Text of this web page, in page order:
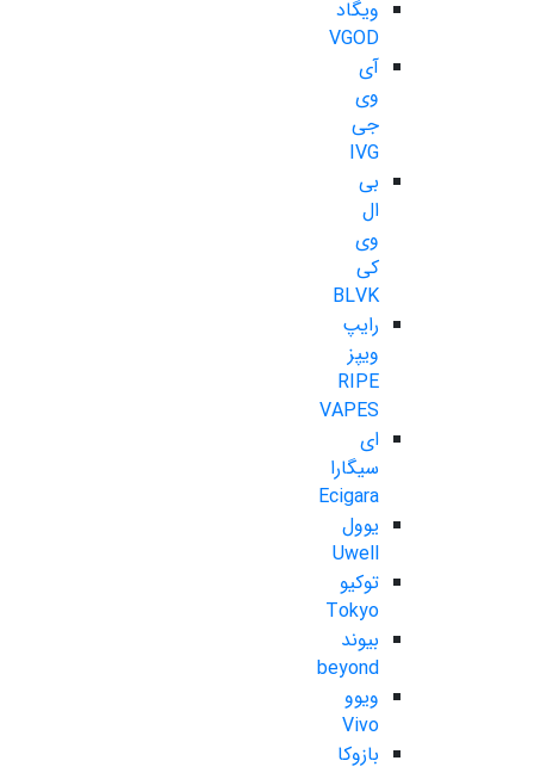
ویگاد
VGOD
آی
وی
جی
IVG
بی
ال
وی
کی
BLVK
رایپ
ویپز
RIPE
VAPES
ای
سیگارا
Ecigara
یوول
Uwell
توکیو
Tokyo
بیوند
beyond
ویوو
Vivo
بازوکا